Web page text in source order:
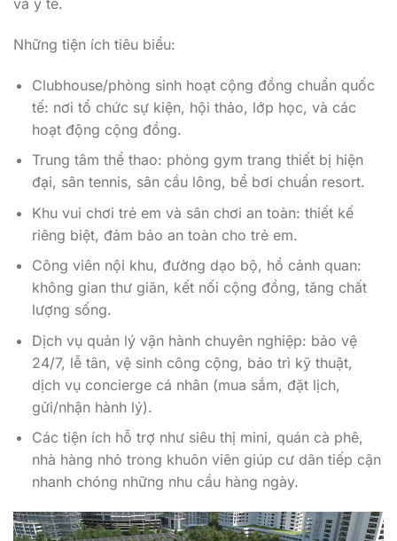
Clubhouse/phòng sinh hoạt cộng đồng chuẩn quốc
hoạt động cộng đồng.
Trung tâm thể thao: phòng gym trang thiết bị hiện
đại, sân tennis, sân cầu lông, bể bơi chuẩn resort.
Khu vui chơi trẻ em và sân chơi an toàn: thiết kế
riêng biệt, đảm bảo an toàn cho trẻ em.
Công viên nội khu, đường dạo bộ, hồ cảnh quan:
không gian thư giãn, kết nối cộng đồng, tăng chất
lượng sống.
Dịch vụ quản lý vận hành chuyên nghiệp: bảo vệ
24/7, lễ tân, vệ sinh công cộng, bảo trì kỹ thuật,
dịch vụ concierge cá nhân (mua sắm, đặt lịch,
gửi/nhận hành lý).
Các tiện ích hỗ trợ như siêu thị mini, quán cà phê,
nhà hàng nhỏ trong khuôn viên giúp cư dân tiếp cận
nhanh chóng những nhu cầu hàng ngày.